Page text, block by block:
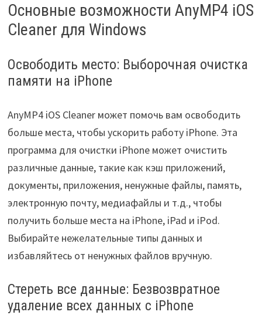
Основные возможности AnyMP4 iOS
Cleaner для Windows
Освободить место: Выборочная очистка
памяти на iPhone
AnyMP4 iOS Cleaner может помочь вам освободить
больше места, чтобы ускорить работу iPhone. Эта
программа для очистки iPhone может очистить
различные данные, такие как кэш приложений,
документы, приложения, ненужные файлы, память,
электронную почту, медиафайлы и т.д., чтобы
получить больше места на iPhone, iPad и iPod.
Выбирайте нежелательные типы данных и
избавляйтесь от ненужных файлов вручную.
Стереть все данные: Безвозвратное
удаление всех данных с iPhone